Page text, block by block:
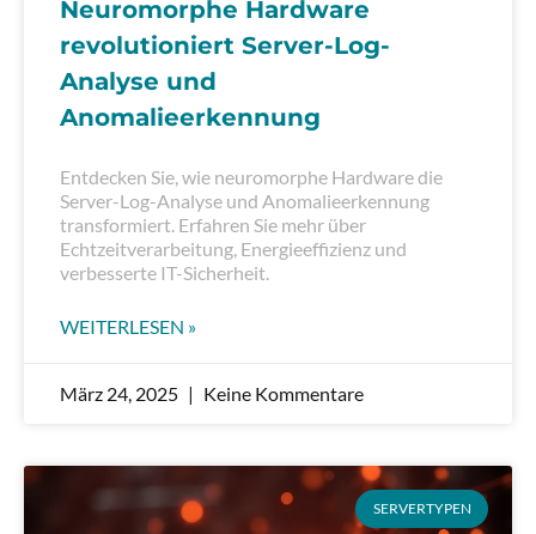
Neuromorphe Hardware
revolutioniert Server-Log-
Analyse und
Anomalieerkennung
Entdecken Sie, wie neuromorphe Hardware die
Server-Log-Analyse und Anomalieerkennung
transformiert. Erfahren Sie mehr über
Echtzeitverarbeitung, Energieeffizienz und
verbesserte IT-Sicherheit.
WEITERLESEN »
März 24, 2025 Keine Kommentare
SERVERTYPEN